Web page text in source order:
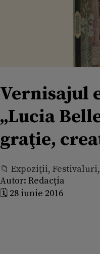
Vernisajul
„Lucia
graţie,
📁 Expoziţii,
Autor: Redacția
🗓️ 28 iunie 2016